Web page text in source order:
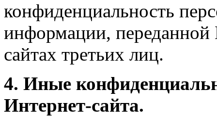
конфиденциальность
информации, переданной
сайтах третьих лиц.
4. Иные
Интернет-сайта.